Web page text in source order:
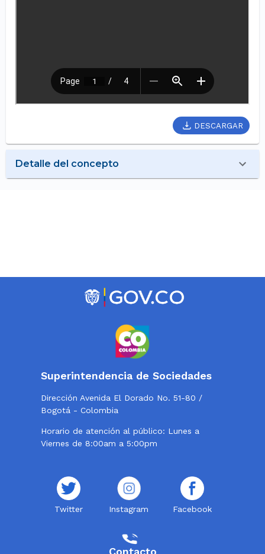
DESCARGAR
Detalle del concepto
Superintendencia de Sociedades
Dirección Avenida El Dorado No. 51-80 /
Bogotá - Colombia
Horario de atención al público: Lunes a
Viernes de 8:00am a 5:00pm
Twitter Instagram Facebook